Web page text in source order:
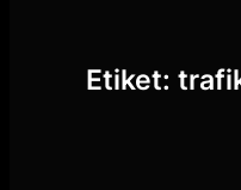
Etiket: